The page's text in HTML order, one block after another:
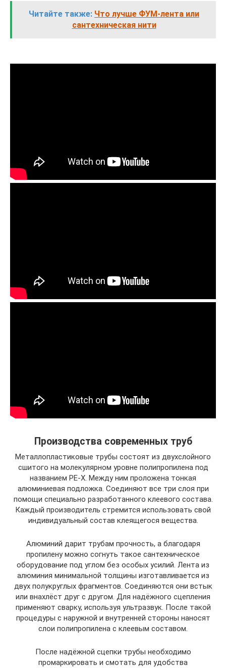
Читайте также: Что лучше ФУМ-лента или
сантехническая нити
Производства современных труб
Металлопластиковые трубы состоят из двухслойного
сшитого на молекулярном уровне полипропилена под
названием PE-X. Между ним проложена тонкая
алюминиевая подложка. Соединяют все три слоя при
помощи специально разработанного клеевого состава.
Каждый производитель стремится использовать свой
индивидуальный состав клеящегося вещества.
Алюминий дарит трубам прочность, а благодаря
пропилену можно согнуть такое сантехническое
оборудование под углом без особых усилий. Лента из
алюминия минимальной толщины изготавливается из
двух полукруглых фрагментов. Соединяются они встык
или внахлёст друг с другом. Для надёжного сцепления
применяют сварку, используя ультразвук. После такой
процедуры с наружной и внутренней стороны наносят
слои полипропилена с клеевым составом.
После надёжной сцепки трубы необходимо
промаркировать и смотать для удобства